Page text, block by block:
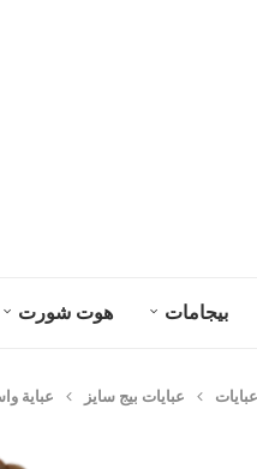
بيجامات هوت شورت
عبايات عبايات بيج سايز عباية